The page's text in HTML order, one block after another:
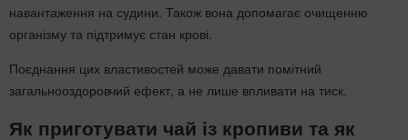
навантаження на судини. Також вона допомагає очищенню
організму та підтримує стан крові.
Поєднання цих властивостей може давати помітний
загальнооздоровчий ефект, а не лише впливати на тиск.
Як приготувати чай із кропиви та як